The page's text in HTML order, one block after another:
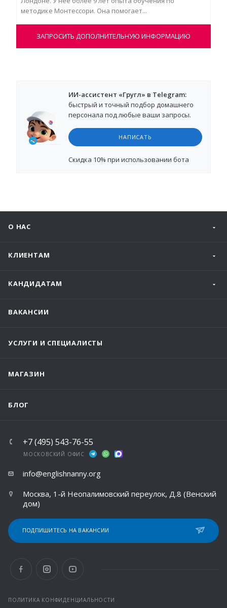
методике Монтессори. Она помогает...
ЗАПРОСИТЬ ДОПОЛНИТЕЛЬНУЮ ИНФОРМАЦИЮ
ИИ-ассистент «Гругл» в Telegram:
быстрый и точный подбор домашнего
персонала под любые ваши запросы.
НАПИСАТЬ
Cкидка 10% при использовании бота
О НАС
КЛИЕНТАМ
КАНДИДАТАМ
ВАКАНСИИ
УСЛУГИ И СПЕЦИАЛИСТЫ
МАГАЗИН
БЛОГ
+7 (495) 543-76-55
МОСКОВСКИЙ ОФИС
info@englishnanny.org
Москва, 1-й Неопалимовский переулок, Д.8 (Венский
дом)
ПОДПИШИТЕСЬ НА ВАКАНСИИ
ПОЛИТИКА КОНФИДЕНЦИАЛЬНОСТИ